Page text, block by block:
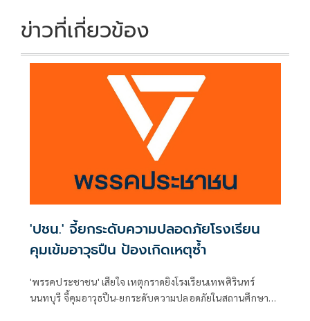
ข่าวที่เกี่ยวข้อง
'ปชน.' จี้ยกระดับความปลอดภัยโรงเรียน
คุมเข้มอาวุธปืน ป้องเกิดเหตุซ้ำ
'พรรคประชาชน' เสียใจ เหตุกราดยิงโรงเรียนเทพศิรินทร์
นนทบุรี จี้คุมอาวุธปืน-ยกระดับความปลอดภัยในสถานศึกษา